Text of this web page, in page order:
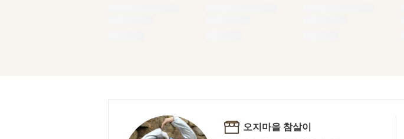
오지마을 참살이